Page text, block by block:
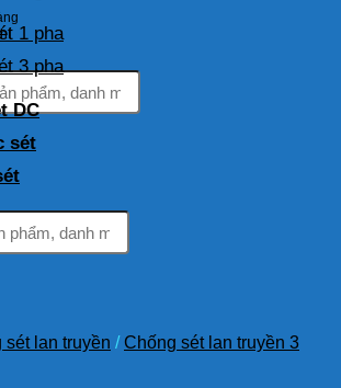
1 pha
3 pha
DC
sét
sét lan truyền / Chống sét lan truyền 3